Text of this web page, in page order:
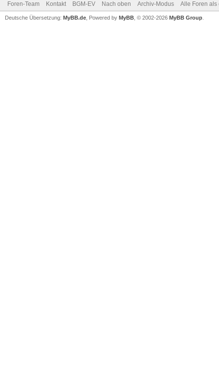
Foren-Team Kontakt BGM-EV Nach oben Archiv-Modus Alle Foren als
Deutsche Übersetzung: MyBB.de , Powered by MyBB , © 2002-2026 MyBB Group